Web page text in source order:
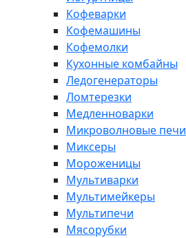
Кофеварки
Кофемашины
Кофемолки
Кухонные комбайны
Ледогенераторы
Ломтерезки
Медленноварки
Микроволновые печи
Миксеры
Мороженицы
Мультиварки
Мультимейкеры
Мультипечи
Мясорубки